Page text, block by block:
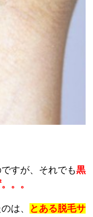
すが、それでも黒
。。
は、
とある脱毛サ